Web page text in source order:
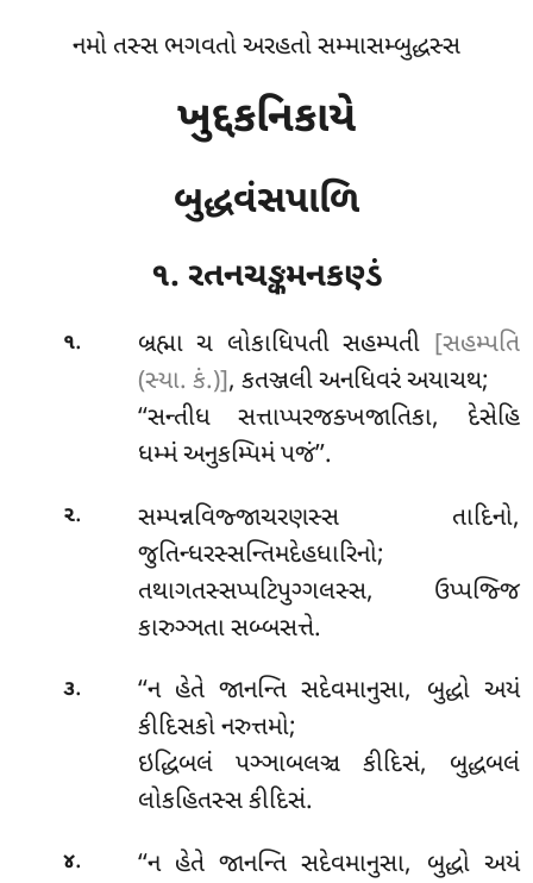
નમો તસ્સ ભગવતો અરહતો સમ્માસમ્બુદ્ધસ્સ
ખુદ્દકનિકાયે
બુદ્ધવંસપાળિ
૧. રતનચઙ્કમનકણ્ડં
૧. બ્રહ્માચ લોકાધિપતી સહમ્પતી [સહમ્પતિ
(સ્યા. કં.)], કતઞ્જલી અનધિવરં અયાચથ;
‘‘સન્તીધ સત્તાપ્પરજક્ખજાતિકા, દેસેહિ
ધમ્મં અનુકમ્પિમં પજં’’.
૨.
સમ્પન્નવિજ્જાચરણસ્સ તાદિનો,
જુતિન્ધરસ્સન્તિમદેહધારિનો;
તથાગતસ્સપ્પટિપુગ્ગલસ્સ, ઉપ્પજ્જિ
કારુઞ્ઞતા સબ્બસત્તે.
૩.
‘‘ન હેતે જાનન્તિ સદેવમાનુસા, બુદ્ધો અયં
કીદિસકો નરુત્તમો;
ઇદ્ધિબલં પઞ્ઞાબલઞ્ચ કીદિસં, બુદ્ધબલં
લોકહિતસ્સ કીદિસં.
૪. ‘‘ન હેતે જાનન્તિ સદેવમાનુસા, બુદ્ધો અયં